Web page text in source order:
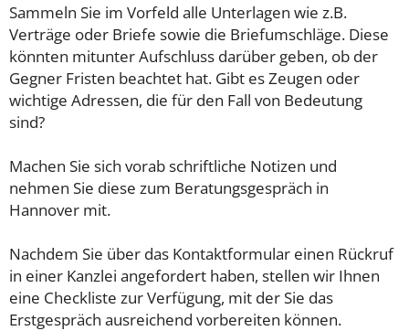
Sammeln Sie im Vorfeld alle Unterlagen wie z.B.
Verträge oder Briefe sowie die Briefumschläge. Diese
könnten mitunter Aufschluss darüber geben, ob der
Gegner Fristen beachtet hat. Gibt es Zeugen oder
wichtige Adressen, die für den Fall von Bedeutung
sind?
Machen Sie sich vorab schriftliche Notizen und
nehmen Sie diese zum Beratungsgespräch in
Hannover mit.
Nachdem Sie über das Kontaktformular einen Rückruf
in einer Kanzlei angefordert haben, stellen wir Ihnen
eine Checkliste zur Verfügung, mit der Sie das
Erstgespräch ausreichend vorbereiten können.